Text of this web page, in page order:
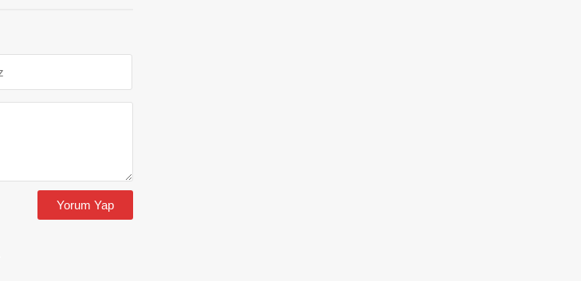
Yorum Yap